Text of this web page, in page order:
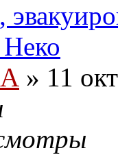
» 11